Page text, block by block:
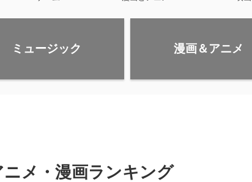
ミュージック 漫画＆アニメ
メ・漫画ランキング